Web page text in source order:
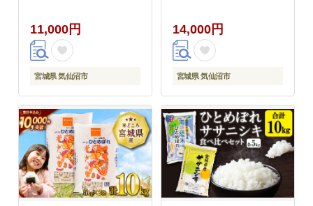
11,000円
宮城県 気仙沼市
小分け 家庭用
14,000円
宮城県 気仙沼市